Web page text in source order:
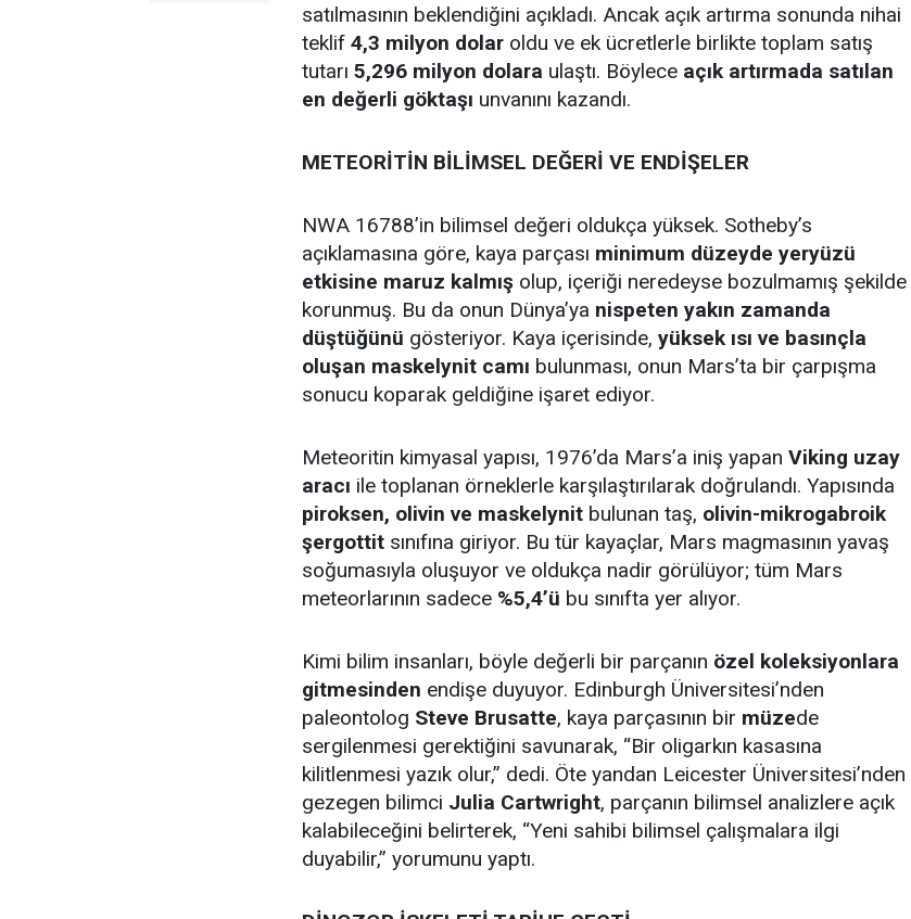
satılmasının beklendiğini açıkladı. Ancak açık artırma sonunda nihai
teklif 4,3 milyon dolar oldu ve ek ücretlerle birlikte toplam satış
tutarı 5,296 milyon dolara ulaştı. Böylece açık artırmada satılan
en değerli göktaşı unvanını kazandı.
METEORİTİN BİLİMSEL DEĞERİ VE ENDİŞELER
NWA 16788’in bilimsel değeri oldukça yüksek. Sotheby’s
açıklamasına göre, kaya parçası minimum düzeyde yeryüzü
etkisine maruz kalmış olup, içeriği neredeyse bozulmamış şekilde
korunmuş. Bu da onun Dünya’ya nispeten yakın zamanda
düştüğünü gösteriyor. Kaya içerisinde, yüksek ısı ve basınçla
oluşan maskelynit camı bulunması, onun Mars’ta bir çarpışma
sonucu koparak geldiğine işaret ediyor.
Meteoritin kimyasal yapısı, 1976’da Mars’a iniş yapan Viking uzay
aracı ile toplanan örneklerle karşılaştırılarak doğrulandı. Yapısında
piroksen, olivin ve maskelynit bulunan taş, olivin-mikrogabroik
şergottit sınıfına giriyor. Bu tür kayaçlar, Mars magmasının yavaş
soğumasıyla oluşuyor ve oldukça nadir görülüyor; tüm Mars
meteorlarının sadece %5,4’ü bu sınıfta yer alıyor.
Kimi bilim insanları, böyle değerli bir parçanın özel koleksiyonlara
gitmesinden endişe duyuyor. Edinburgh Üniversitesi’nden
paleontolog Steve Brusatte, kaya parçasının bir müzede
sergilenmesi gerektiğini savunarak, “Bir oligarkın kasasına
kilitlenmesi yazık olur,” dedi. Öte yandan Leicester Üniversitesi’nden
gezegen bilimci Julia Cartwright, parçanın bilimsel analizlere açık
kalabileceğini belirterek, “Yeni sahibi bilimsel çalışmalara ilgi
duyabilir,” yorumunu yaptı.